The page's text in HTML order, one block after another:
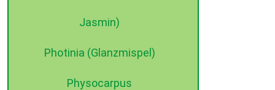
Jasmin)
Photinia (Glanzmispel)
Physocarpus